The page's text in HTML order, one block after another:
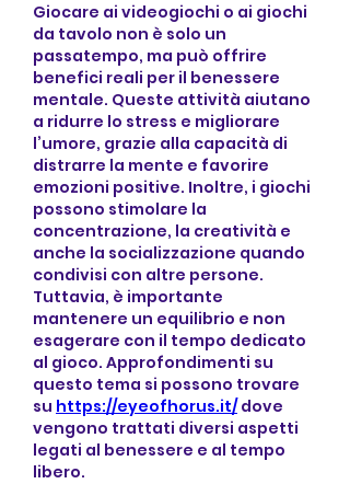
Giocare ai videogiochi o ai giochi
da tavolo non è solo un
passatempo, ma può offrire
benefici reali per il benessere
mentale. Queste attività aiutano
a ridurre lo stress e migliorare
l’umore, grazie alla capacità di
distrarre la mente e favorire
emozioni positive. Inoltre, i giochi
possono stimolare la
concentrazione, la creatività e
anche la socializzazione quando
condivisi con altre persone.
Tuttavia, è importante
mantenere un equilibrio e non
esagerare con il tempo dedicato
al gioco. Approfondimenti su
questo tema si possono trovare
su https://eyeofhorus.it/ dove
vengono trattati diversi aspetti
legati al benessere e al tempo
libero.